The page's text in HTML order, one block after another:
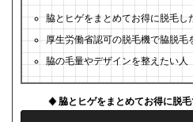
脇とヒゲをまとめてお得に脱毛し
厚生労働省認可の脱毛機で脇脱毛
脇の毛量やデザインを整えたい人
脇とヒゲをまとめてお得に脱